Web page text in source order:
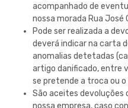
acompanhado de
nossa morada Rua José
Pode ser realizada a
deverá indicar na carta
anomalias detetadas
artigo danificado, entre
se pretende a troca ou
São aceites devoluções